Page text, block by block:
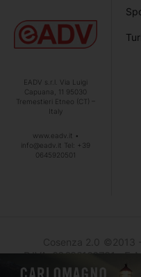
EADV s.r.l. Via Luigi
Capuana, 11 95030
Tremestieri Etneo (CT) –
Italy
www.eadv.it •
info@eadv.it Tel: +39
0645920501
- P.IVA: 03692100781 - E-